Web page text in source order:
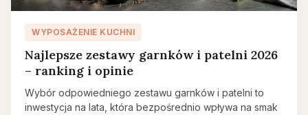
WYPOSAŻENIE KUCHNI
Najlepsze zestawy garnków i patelni 2026
– ranking i opinie
Wybór odpowiedniego zestawu garnków i patelni to
inwestycja na lata, która bezpośrednio wpływa na smak